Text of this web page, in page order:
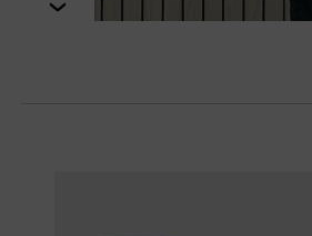
Tiếp theo